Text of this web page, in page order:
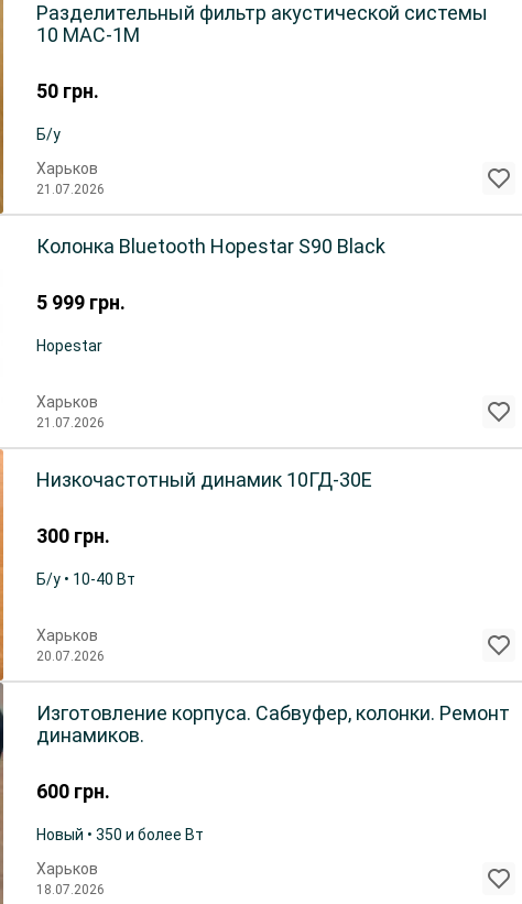
50 грн.
Разделительный фильтр акустической системы
10 МАС-1М
Б/у
Харьков
21.07.2026
5 999 грн.
Колонка Bluetooth Hopestar S90 Black
Hopestar
Харьков
21.07.2026
300 грн.
Низкочастотный динамик 10ГД-30Е
Б/у • 10-40 Вт
Харьков
20.07.2026
600 грн.
Изготовление корпуса. Сабвуфер, колонки. Ремонт
динамиков.
Новый • 350 и более Вт
Харьков
18.07.2026